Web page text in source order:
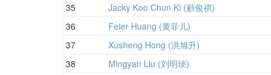
35 Jacky Koo Chun Ki (顧俊祺)
36 Feier Huang (黄菲儿)
37 Xusheng Hong (洪旭升)
38 Mingyan Liu (刘明琰)